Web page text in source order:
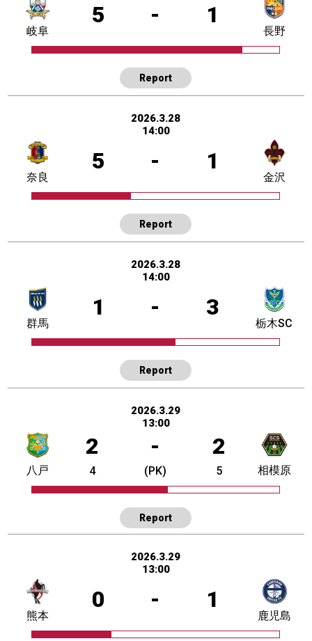
5 - 1
岐阜 長野
Report
2026.3.28
14:00
5 - 1
奈良 金沢
Report
2026.3.28
14:00
1 - 3
群馬 栃木SC
Report
2026.3.29
13:00
2 - 2
八戸 4 (PK) 5 相模原
Report
2026.3.29
13:00
0 - 1
熊本 鹿児島